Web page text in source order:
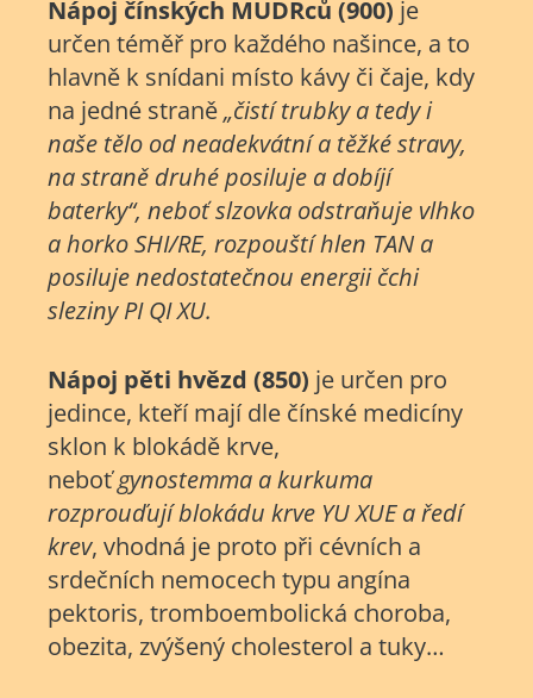
Nápoj čínských MUDRců (900) je
určen téměř pro každého našince, a to
hlavně k snídani místo kávy či čaje, kdy
na jedné straně„čistí trubky a tedy i
naše tělo od neadekvátní a těžké stravy,
na straně druhé posiluje a dobíjí
baterky“, neboť slzovka odstraňuje vlhko
a horko SHI/RE, rozpouští hlen TAN a
posiluje nedostatečnou energii čchi
sleziny PI QI XU.
Nápoj pěti hvězd (850) je určen pro
jedince, kteří mají dle čínské medicíny
sklon k blokádě krve,
neboťgynostemma a kurkuma
rozprouďují blokádu krve YU XUE a ředí
krev, vhodná je proto při cévních a
srdečních nemocech typu angína
pektoris, tromboembolická choroba,
obezita, zvýšený cholesterol a tuky…